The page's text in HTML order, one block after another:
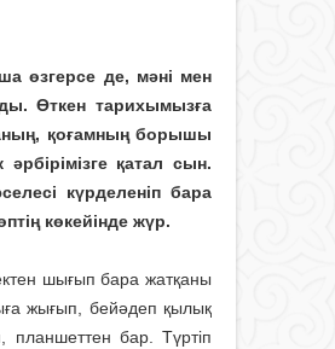
өзгерсе де, мәні мен
Өткен тарихымызға
қоғамның борышы
қатал сын.
күрделеніп бара
көкейінде жүр.
шығып бара жатқаны
жығып, бейәдеп қылық
бар. Түртіп